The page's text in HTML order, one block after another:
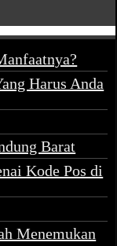
Harus Anda
Barat
Kode Pos di
Menemukan